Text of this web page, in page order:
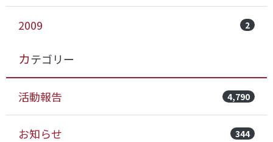
2009 2
カテゴリー
活動報告 4,790
お知らせ 344